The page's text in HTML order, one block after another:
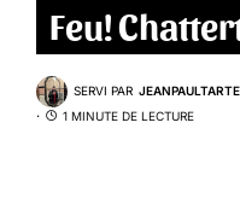
Feu!
SERVI PAR JEANPAULTARTE
1 MINUTE DE LECTURE